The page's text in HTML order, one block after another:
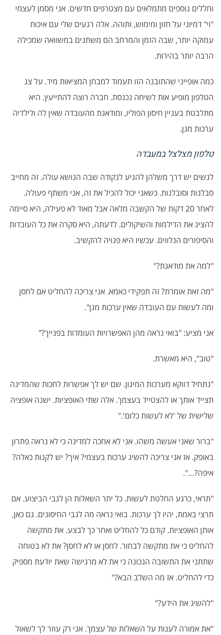
וחללים נוספים מתמלאים עם מצטרפים חדשים. אני מסמן לעצמי
"וי" דמיוני על חזון ומימוש, ותוהה. אלה רגעים שלי עם איכות
עמוקה יותר, שבה הזמן והמרחב הם משתנים במשוואה שמכילה
הרבה יותר בהירות.
כמה אופייני שהתובנה הזו תעמוד למבחן המציאות מיד. על צג
הטלפון מופיע אות לשיחה נכנסת. חברה רוצה להתייעץ. היא
מתלבטת בעניין חיסון הפוליו, ומודאגת מהעובדה שאין לה ולילדיה
ערכות מגן.
טלפון מצלצל במעבדה
לנשים יש דרך משלהן להגיע לנקודה שבה הנושא עולה. זה מחייב
סבלנות וסובלנות. כשאני יכול להכיל את זה, אני משתף פעולה.
לאחר 20 דקות של הקשבה מלאה אבל מאוד לא פעילה, היא סיימה
להציג את הדילמות והשיקולים. לדעתה, היא סקרה את כל העובדות
והסיפורים הנלווים. עכשיו היא פנויה להקשיב.
"למה את מודאגת?"
"מה זאת אומרת? זה תפקידי כאמא. אני צריכה להחליט אם לחסן
ומה לעשות עם העובדה שאין ערכות מגן".
אני מציע: "בואי נראה מהן האפשרויות העומדות בפנייך?"
"טוב", היא מאשרת.
"נתחיל דווקא מערכות המיגון. שם יש לך אפשרות לחכות שהמדינה
תצייד אותך או להצטייד בעצמך. אלה שתי האופציות. ישנה אופציה
שלישית של 'לא לעשות כלום'."
"ברור שאני אעשה משהו. אני לא אחכה למדינה כי לא נראה פתרון
באופק. אז אני צריכה להשיג ערכות בעצמי? איך? יש לקנות כאלה?
איפה?…".
"תראי, כרגע החלטת לעשות. כל יתר השאלות הן לגבי הביצוע. אם
תרצי באמת, יהיו לך ערכות. בואי נראה מה לגבי החיסונים. גם כאן,
אותן האופציות. קודם כל להחליט ואחר כך לבצע. את מתקשה
להחליט כי את מתקשה לבחור. לחסן או לא לחסן? את לא בטוחה
שתתני את התשובה הנכונה כי את לא מרגישה שאת יודעת מספיק
כדי להחליט. אז מה השלב הבא?"
"להשיג את הידע?"
"את אמורה לענות על השאלות של עצמך. אני רק עוזר לך לשאול